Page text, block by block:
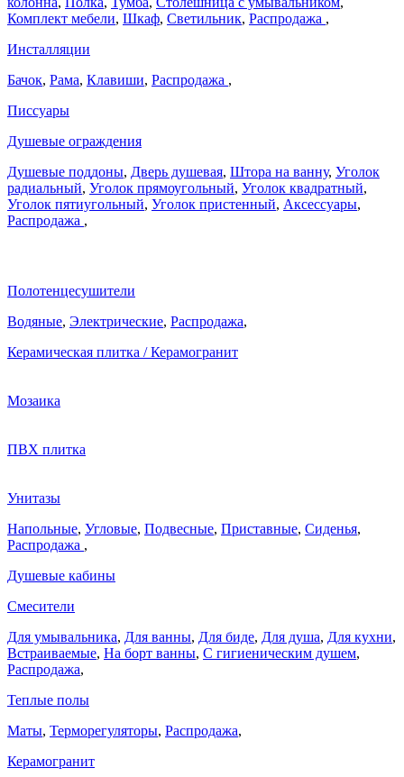
Комплект мебели, Шкаф, Светильник, Распродажа ,
Инсталляции
Бачок, Рама, Клавиши, Распродажа ,
Писсуары
Душевые ограждения
Душевые поддоны, Дверь душевая, Штора на ванну, Уголок
радиальный, Уголок прямоугольный, Уголок квадратный,
Уголок пятиугольный, Уголок пристенный, Аксессуары,
Распродажа ,
Полотенцесушители
Водяные, Электрические, Распродажа,
Керамическая плитка / Керамогранит
Мозаика
ПВХ плитка
Унитазы
Напольные, Угловые, Подвесные, Приставные, Сиденья,
Распродажа ,
Душевые кабины
Смесители
Для умывальника, Для ванны, Для биде, Для душа, Для кухни,
Встраиваемые, На борт ванны, C гигиеническим душем,
Распродажа,
Теплые полы
Маты, Терморегуляторы, Распродажа,
Керамогранит